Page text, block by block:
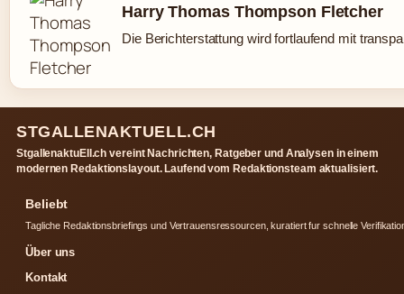
Harry Thomas Thompson Fletcher
Die Berichterstattung wird fortlaufend mit
STGALLENAKTUELL.CH
StgallenaktuEll.ch vereint Nachrichten, Ratgeber und Analysen in einem
modernen Redaktionslayout. Laufend vom Redaktionsteam aktualisiert.
Beliebt
Tagliche Redaktionsbriefings und Vertrauensressourcen, kuratiert fur schnelle
Über uns
Kontakt